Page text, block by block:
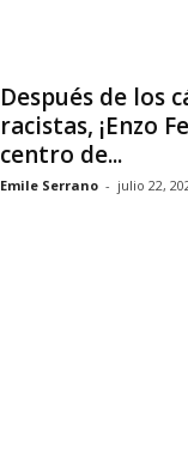
Después de los
racistas, ¡Enzo
centro de...
Emile Serrano - julio 22,